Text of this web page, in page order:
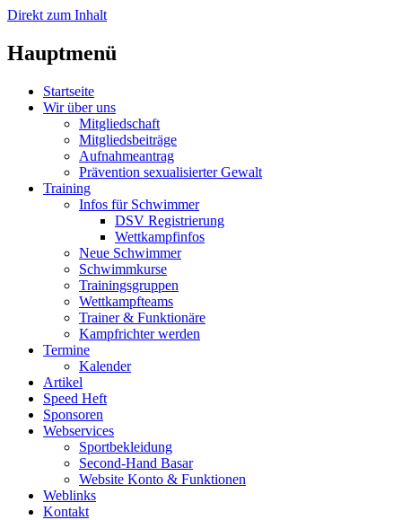
Direkt zum Inhalt
Hauptmenü
Startseite
Wir über uns
Mitgliedschaft
Mitgliedsbeiträge
Aufnahmeantrag
Prävention sexualisierter Gewalt
Training
Infos für Schwimmer
DSV Registrierung
Wettkampfinfos
Neue Schwimmer
Schwimmkurse
Trainingsgruppen
Wettkampfteams
Trainer & Funktionäre
Kampfrichter werden
Termine
Kalender
Artikel
Speed Heft
Sponsoren
Webservices
Sportbekleidung
Second-Hand Basar
Website Konto & Funktionen
Weblinks
Kontakt